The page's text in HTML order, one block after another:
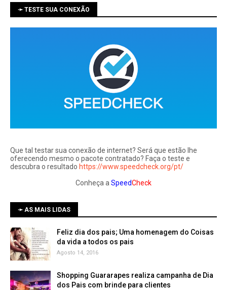
➛ TESTE SUA CONEXÃO
Que tal testar sua conexão de internet? Será que estão lhe
oferecendo mesmo o pacote contratado? Faça o teste e
descubra o resultado https://www.speedcheck.org/pt/
Conheça a SpeedCheck
➛ AS MAIS LIDAS
Feliz dia dos pais; Uma homenagem do Coisas
da vida a todos os pais
Agosto 14, 2016
Shopping Guararapes realiza campanha de Dia
dos Pais com brinde para clientes